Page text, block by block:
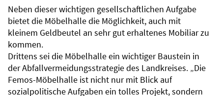
Neben dieser wichtigen gesellschaftlichen Aufgabe
bietet die Möbelhalle die Möglichkeit, auch mit
kleinem Geldbeutel an sehr gut erhaltenes Mobiliar zu
kommen.
Drittens sei die Möbelhalle ein wichtiger Baustein in
der Abfallvermeidungsstrategie des Landkreises. „Die
Femos-Möbelhalle ist nicht nur mit Blick auf
sozialpolitische Aufgaben ein tolles Projekt, sondern